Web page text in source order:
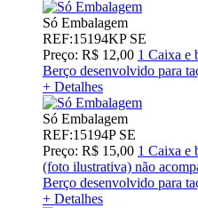
Só Embalagem
REF:15194KP SE
Preço: R$ 12,00 1 Caixa e
Berço desenvolvido para
+ Detalhes
Só Embalagem
REF:15194P SE
Preço: R$ 15,00 1 Caixa e
(foto ilustrativa) não
Berço desenvolvido para
+ Detalhes